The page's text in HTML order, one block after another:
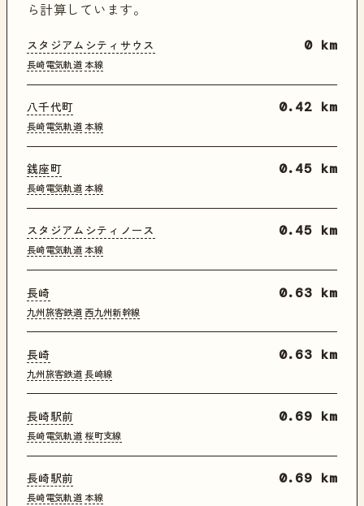
ら計算しています。
スタジアムシティサウス
長崎電気軌道 本線
0 km
八千代町
長崎電気軌道 本線
0.42 km
銭座町
長崎電気軌道 本線
0.45 km
スタジアムシティノース
長崎電気軌道 本線
0.45 km
長崎
九州旅客鉄道 西九州新幹線
0.63 km
長崎
九州旅客鉄道 長崎線
0.63 km
長崎駅前
長崎電気軌道 桜町支線
0.69 km
長崎駅前
長崎電気軌道 本線
0.69 km